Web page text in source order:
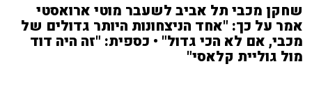
שחקן מכבי תל אביב לשעבר מוטי ארואסטי
אמר על כך: "אחד הניצחונות היותר גדולים של
מכבי, אם לא הכי גדול" • כספית: "זה היה דוד
מול גוליית קלאסי"